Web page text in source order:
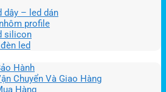
dây – led dán
profile
silicon
led
Hành
Chuyển Và Giao Hàng
Hàng